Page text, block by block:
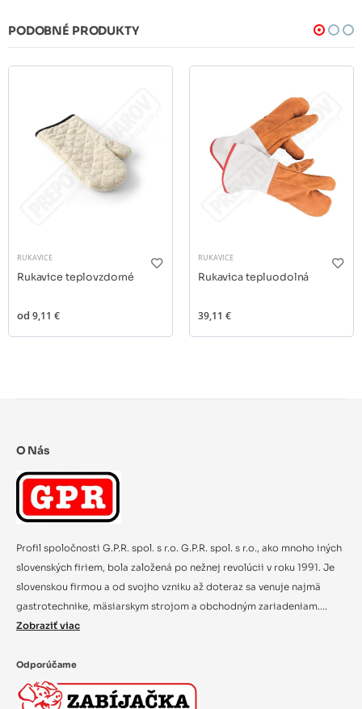
PODOBNÉ PRODUKTY
RUKAVICE
Rukavice teplovzdorné
od 9,11 €
RUKAVICE
Rukavica tepluodolná
39,11 €
O Nás
Profil spoločnosti G.P.R. spol. s r.o. G.P.R. spol. s r.o., ako mnoho iných
slovenských firiem, bola založená po nežnej revolúcii v roku 1991. Je
slovenskou firmou a od svojho vzniku až doteraz sa venuje najmä
gastrotechnike, mäsiarskym strojom a obchodným zariadeniam....
Zobraziť viac
Odporúčame